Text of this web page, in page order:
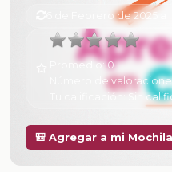
6 de Febrero de 2025 a
Promedio:0
Número de
Tu calificación: Sin
🎒 Agregar a mi Mochila